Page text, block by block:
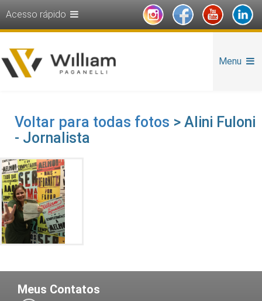
Acesso rápido
Menu
Voltar para todas fotos > Alini Fuloni
- Jornalista
Meus Contatos